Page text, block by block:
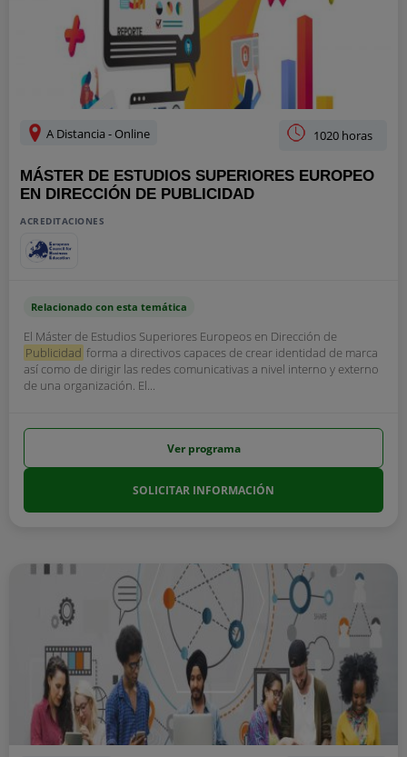
A Distancia - Online 1020 horas
MÁSTER DE ESTUDIOS SUPERIORES EUROPEO
EN DIRECCIÓN DE PUBLICIDAD
ACREDITACIONES
Relacionado con esta temática
El Máster de Estudios Superiores Europeos en Dirección de
Publicidad forma a directivos capaces de crear identidad de marca
así como de dirigir las redes comunicativas a nivel interno y externo
de una organización. El...
Ver programa
SOLICITAR INFORMACIÓN